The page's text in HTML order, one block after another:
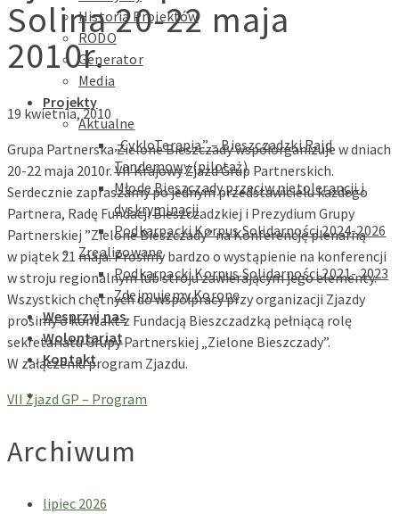
Historia Projektów
RODO
Generator
Media
Projekty
Aktualne
„CykloTerapia” – Bieszczadzki Rajd
Tandemowy (pilotaż)
Młode Bieszczady przeciw nietolerancji i
dyskryminacji
Podkarpacki Korpus Solidarności 2024-2026
Zrealizowane
Podkarpacki Korpus Solidarności 2021- 2023
Zdejmujemy Koronę
Wesprzyj nas
Wolontariat
Kontakt
Solina 20-22 maja
2010r.
19 kwietnia, 2010
Grupa Partnerska Zielone Bieszczady współorganizuje w dniach
20-22 maja 2010r. VII Krajowy Zjazd Grup Partnerskich.
Serdecznie zapraszamy po jednym przedstawicielu każdego
Partnera, Radę Fundacji Bieszczadzkiej i Prezydium Grupy
Partnerskiej ”Zielone Bieszczady” na Konferencję plenarną
w piątek 21 maja. Prosimy bardzo o wystąpienie na konferencji
w stroju regionalnym lub stroju zawierającym jego elementy.
Wszystkich chętnych do współpracy przy organizacji Zjazdy
prosimy o kontakt z Fundacją Bieszczadzką pełniącą rolę
sekretariatu Grupy Partnerskiej „Zielone Bieszczady”.
W załączeniu program Zjazdu.
VII Zjazd GP – Program
Archiwum
lipiec 2026